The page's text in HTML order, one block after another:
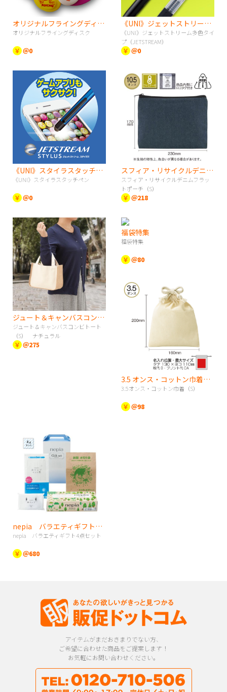
オリジナルフライングディスク
オリジナルフライングディスク
￥ ＠0
《UNI》ジェットストリーム多色タイプ（JETSTREAM）
《UNI》ジェットストリーム多色タイ
プ（JETSTREAM）
￥ ＠0
《UNI》スタイラスタッチペン
《UNI》スタイラスタッチペン
￥ ＠0
スフィア・リサイクルデニムフラットポーチ（S）
スフィア・リサイクルデニムフラッ
トポーチ（S）
￥ ＠218
ジュート＆キャンバスコンビトート（S） ナチュラル
ジュート＆キャンバスコンビトート
（S） ナチュラル
￥ ＠275
福袋特集
福袋特集
￥ ＠80
3.5 オンス・コットン巾着（S）
3.5オンス・コットン巾着（S）
￥ ＠98
nepia バラエティギフト4点セット
nepia バラエティギフト4点セット
￥ ＠680
アイテムがまだおきまりでない方、
ご希望に合わせた商品をご提案します！
お気軽にお問い合わせください。